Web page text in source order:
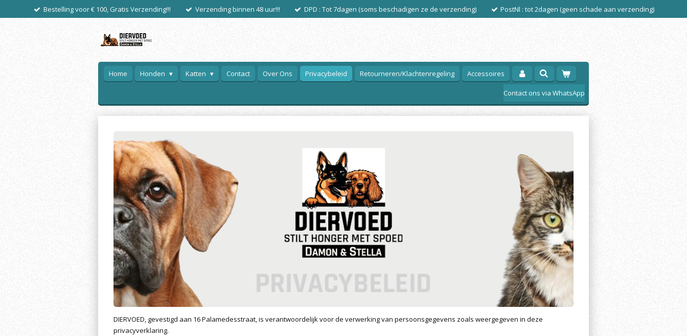
Bestelling voor € 100, Gratis Verzending!!! Verzending binnen 48 uur!!! DPD : Tot 7dagen (soms beschadigen ze de verzending) PostNl : tot 2dagen (geen schade aan verzending)
Home Honden Katten Contact Over Ons Privacybeleid Retourneren/Klachtenregeling Accessoires
Contact ons via WhatsApp
DIERVOED, gevestigd aan 16 Palamedesstraat, is verantwoordelijk voor de verwerking van persoonsgegevens zoals weergegeven in deze
privacyverklaring.